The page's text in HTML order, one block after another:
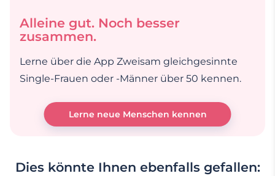
Alleine gut. Noch besser
zusammen.
Lerne über die App Zweisam gleichgesinnte
Single-Frauen oder -Männer über 50 kennen.
Lerne neue Menschen kennen
Dies könnte Ihnen ebenfalls gefallen: